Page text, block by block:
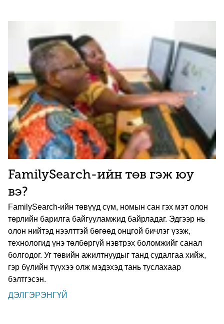
FamilySearch-ийн төв гэж юу
вэ?
FamilySearch-ийн төвүүд сүм, номын сан гэх мэт олон
төрлийн барилга байгууламжид байрладаг. Эдгээр нь
олон нийтэд нээлттэй бөгөөд онцгой бичлэг үзэж,
технологид үнэ төлбөргүй нэвтрэх боломжийг санал
болгодог. Уг төвийн ажилтнуудыг танд судалгаа хийж,
гэр бүлийн түүхээ олж мэдэхэд тань туслахаар
бэлтгэсэн.
ДЭЛГЭРЭНГҮЙ